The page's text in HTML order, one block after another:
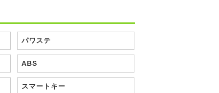
パワステ
ABS
スマートキー